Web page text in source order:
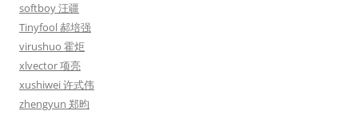
softboy 汪疆
Tinyfool 郝培强
virushuo 霍炬
xlvector 项亮
xushiwei 许式伟
zhengyun 郑昀